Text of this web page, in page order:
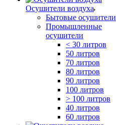
Осушители воздуха
Бытовые осушители
Промышленные
осушители
< 30 литров
50 литров
70 литров
80 литров
90 литров
100 литров
> 100 литров
40 литров
60 литров